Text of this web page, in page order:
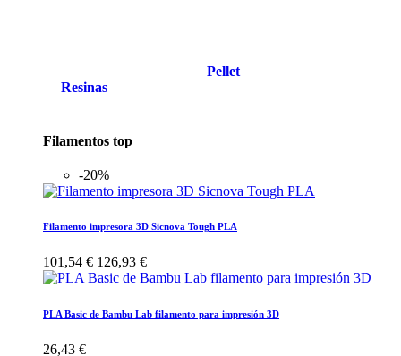
Resinas
Pellet
Filamentos top
-20%
Filamento impresora 3D Sicnova Tough PLA
101,54 € 126,93 €
PLA Basic de Bambu Lab filamento para impresión 3D
26,43 €